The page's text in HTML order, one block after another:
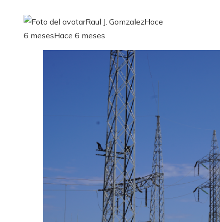
Raul J. GomzalezHace
6 mesesHace 6 meses